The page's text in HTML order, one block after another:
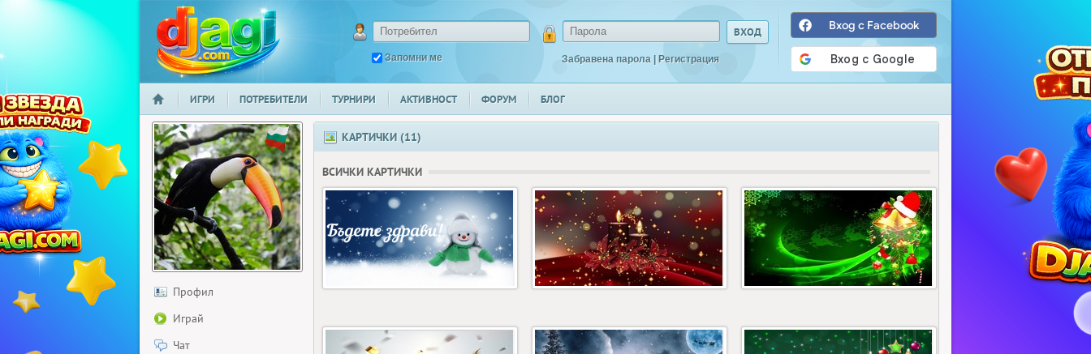
djagi.com
Запомни ме Забравена парола | Регистрация
Вход с Facebook
НАЧАЛО
ИГРИ ПОТРЕБИТЕЛИ ТУРНИРИ АКТИВНОСТ ФОРУМ БЛОГ
Профил
Играй
Чат
КАРТИЧКИ (11)
ВСИЧКИ КАРТИЧКИ